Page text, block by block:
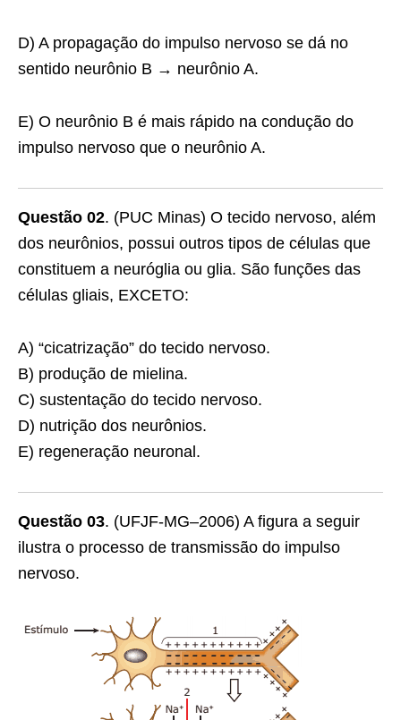
D) A propagação do impulso nervoso se dá no
sentido neurônio B → neurônio A.
E) O neurônio B é mais rápido na condução do
impulso nervoso que o neurônio A.
Questão 02. (PUC Minas) O tecido nervoso, além
dos neurônios, possui outros tipos de células que
constituem a neuróglia ou glia. São funções das
células gliais, EXCETO:
A) “cicatrização” do tecido nervoso.
B) produção de mielina.
C) sustentação do tecido nervoso.
D) nutrição dos neurônios.
E) regeneração neuronal.
Questão 03. (UFJF-MG–2006) A figura a seguir
ilustra o processo de transmissão do impulso
nervoso.